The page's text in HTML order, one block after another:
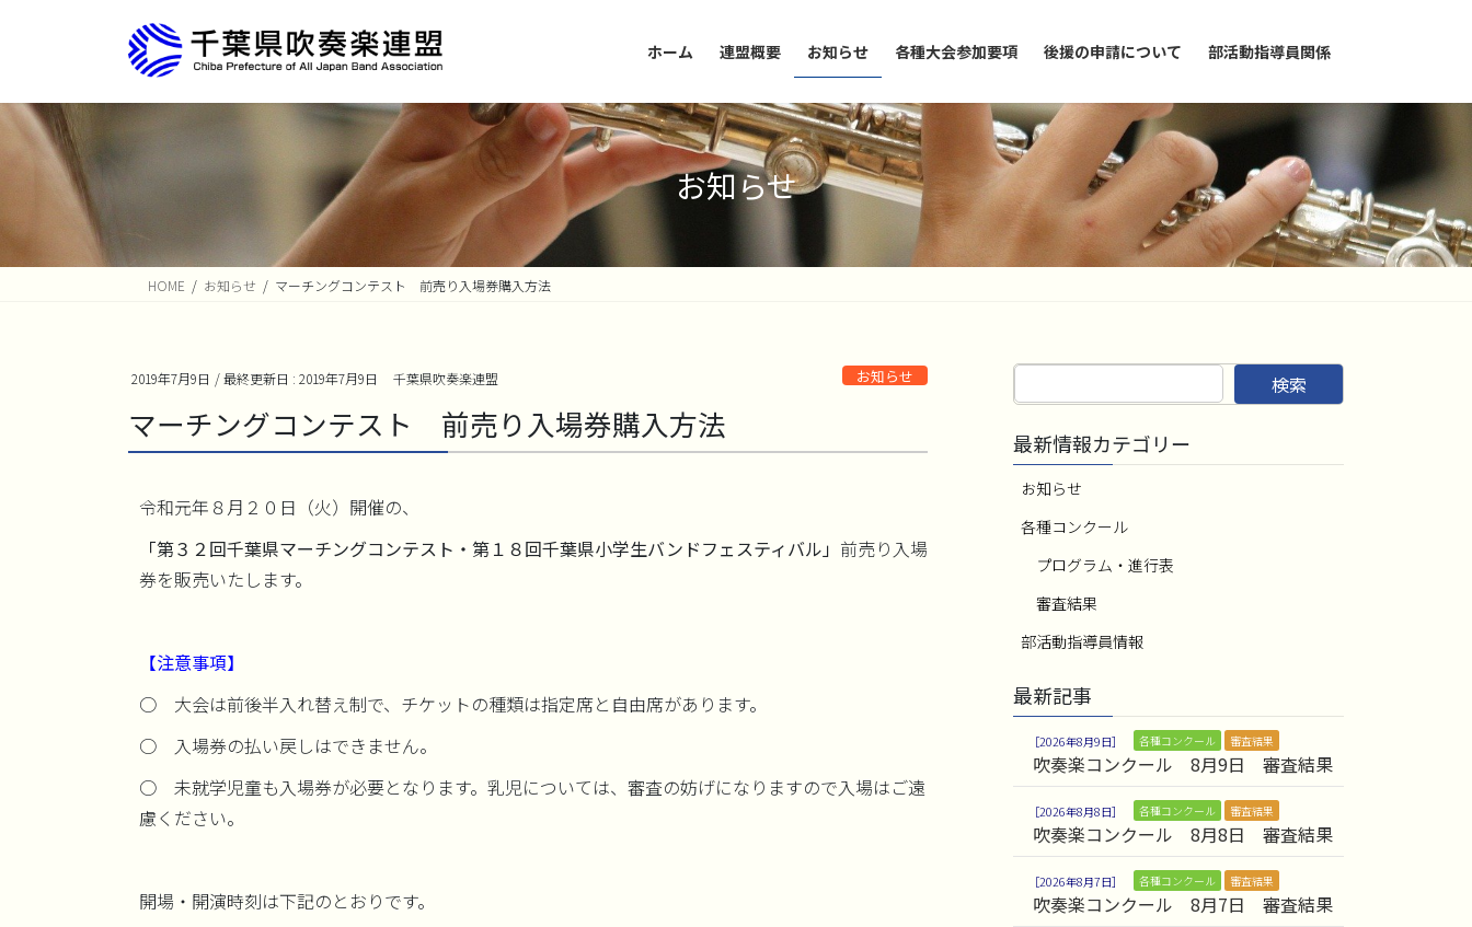
ツ
シ
移
ホーム 連盟概要 お知らせ 各種大会参加要項 後援の申請について 部活動指導員関係
お知らせ
HOME お知らせ マーチングコンテスト 前売り入場券購入方法
2019年7月9日 / 最終更新日 : 2019年7月9日 千葉県吹奏楽連盟 お知らせ
マーチングコンテスト 前売り入場券購入方法
令和元年８月２０日（火）開催の、
「第３２回千葉県マーチングコンテスト・第１８回千葉県小学生バンドフェスティバル」 前売り入場
券を販売いたします。
【注意事項】
○ 大会は前後半入れ替え制で、チケットの種類は指定席と自由席があります。
○ 入場券の払い戻しはできません。
○ 未就学児童も入場券が必要となります。乳児については、審査の妨げになりますので入場はご遠
慮ください。
開場・開演時刻は下記のとおりです。
検索
最新情報カテゴリー
お知らせ
各種コンクール
プログラム・進行表
審査結果
部活動指導員情報
最新記事
2026年8月9日 各種コンクール 審査結果
吹奏楽コンクール 8月9日 審査結果
2026年8月8日 各種コンクール 審査結果
吹奏楽コンクール 8月8日 審査結果
2026年8月7日 各種コンクール 審査結果
吹奏楽コンクール 8月7日 審査結果